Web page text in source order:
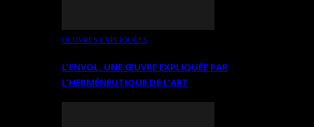
OEUVRES EXPLIQUÉES
L’ENVOL, UNE ŒUVRE EXPLIQUÉE PAR
L’HERMÉNEUTIQUE DE L’ART